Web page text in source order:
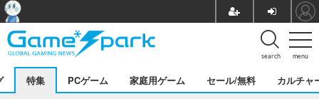
menu
search
特集 PCゲーム 家庭用ゲーム セール/無料 カルチャ